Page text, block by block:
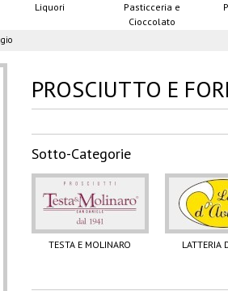
Liquori
Pasticceria e
Cioccolato
PROSCIUTTO E
Sotto-Categorie
TESTA E MOLINARO LATTERIA